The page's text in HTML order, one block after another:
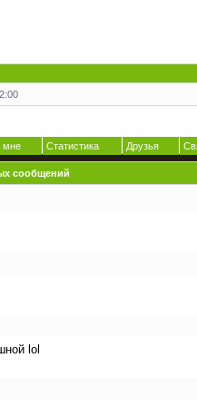
мне Статистика Друзья
сообщений
lol